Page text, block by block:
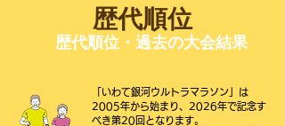
歴代順位・過去の大会結果
歴代順位
「いわて銀河ウルトラマラソン」は
2005年から始まり、2026年で記念す
べき第20回となります。